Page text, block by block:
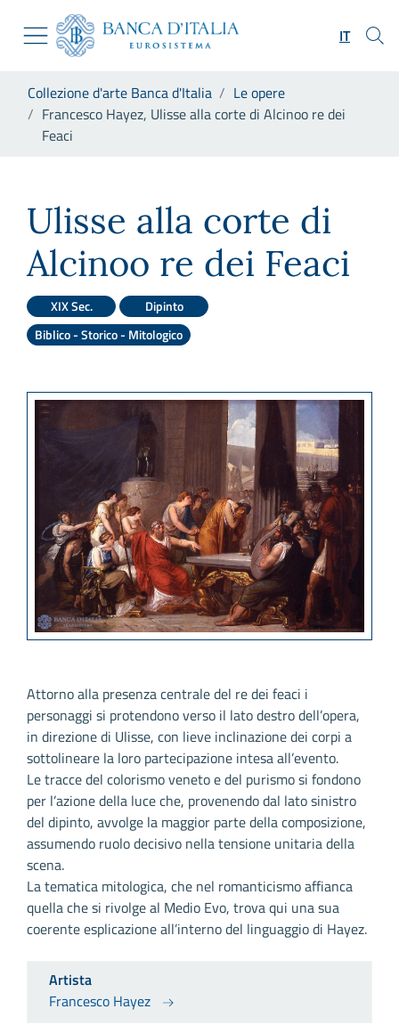
Skip to Main Content
Vai al sito istituzionale
Vai al menu di navigazione
Vai alla ricerca
Vai al footer
IT
Collezione d'arte Banca d'Italia
Le opere
Francesco Hayez, Ulisse alla corte di Alcinoo re dei
Feaci
Ulisse alla corte di
Alcinoo re dei Feaci
XIX Sec.
Dipinto
Biblico - Storico - Mitologico
Attorno alla presenza centrale del re dei feaci i
personaggi si protendono verso il lato destro dell’opera,
in direzione di Ulisse, con lieve inclinazione dei corpi a
sottolineare la loro partecipazione intesa all’evento.
Le tracce del colorismo veneto e del purismo si fondono
per l’azione della luce che, provenendo dal lato sinistro
del dipinto, avvolge la maggior parte della composizione,
assumendo ruolo decisivo nella tensione unitaria della
scena.
La tematica mitologica, che nel romanticismo affianca
quella che si rivolge al Medio Evo, trova qui una sua
coerente esplicazione all’interno del linguaggio di Hayez.
Artista
Francesco Hayez